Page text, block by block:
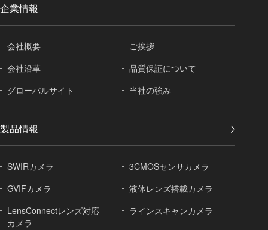
企業情報
会社概要
ご挨拶
会社沿革
品質保証について
グローバルサイト 当社の強み
製品情報
SWIRカメラ
3CMOSセンサカメラ
GVIFカメラ
液体レンズ搭載カメラ
LensConnectレンズ対応
カメラ
ラインスキャンカメラ